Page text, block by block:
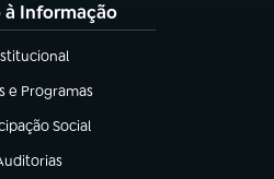
à Informação
em nova aba)
e Programas
nova aba)
Social
em nova aba)
em nova aba)